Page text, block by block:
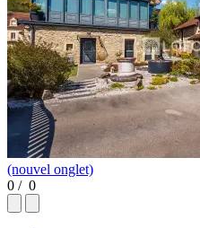
(nouvel onglet)
0 / 0